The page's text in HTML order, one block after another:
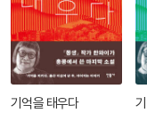
기억을 태우다